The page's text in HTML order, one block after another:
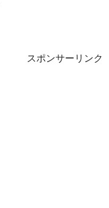
スポンサーリンク